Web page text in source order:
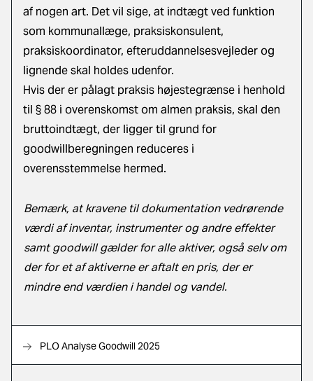
af nogen art. Det vil sige, at indtægt ved funktion
som kommunallæge, praksiskonsulent,
praksiskoordinator, efteruddannelsesvejleder og
lignende skal holdes udenfor.
Hvis der er pålagt praksis højestegrænse i henhold
til § 88 i overenskomst om almen praksis, skal den
bruttoindtægt, der ligger til grund for
goodwillberegningen reduceres i
overensstemmelse hermed.
Bemærk, at kravene til dokumentation vedrørende
værdi af inventar, instrumenter og andre effekter
samt goodwill gælder for alle aktiver, også selv om
der for et af aktiverne er aftalt en pris, der er
mindre end værdien i handel og vandel.
PLO Analyse Goodwill 2025